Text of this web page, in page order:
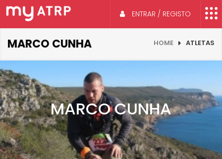
ENTRAR / REGISTO
MARCO CUNHA HOME ATLETAS
MARCO CUNHA